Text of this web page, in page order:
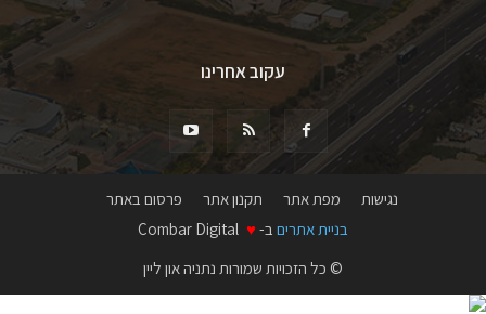
עקוב אחרינו
נגישות מפת אתר תקנון אתר
פרסום באתר
בניית אתרים ב- ♥
© כל הזכויות שמורות נתניה און ליין